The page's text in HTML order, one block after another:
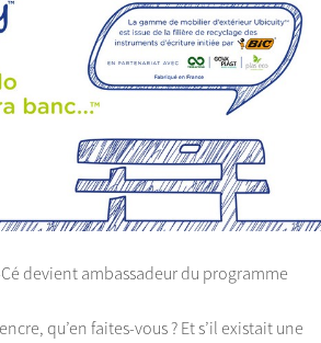
devient ambassadeur du programme
qu’en faites-vous ? Et s’il existait une